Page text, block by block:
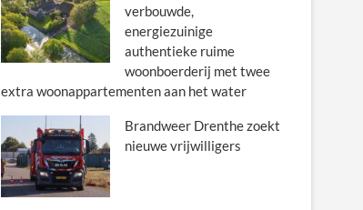
verbouwde,
energiezuinige
authentieke ruime
woonboerderij met twee
extra woonappartementen aan het water
Brandweer Drenthe zoekt
nieuwe vrijwilligers